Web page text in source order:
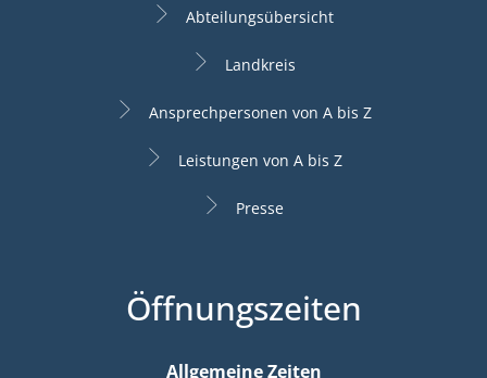
Abteilungsübersicht
Landkreis
Ansprechpersonen von A bis Z
Leistungen von A bis Z
Presse
Öffnungszeiten
Allgemeine Zeiten